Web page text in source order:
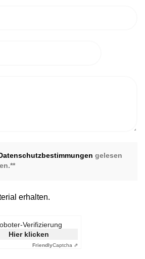
gelesen
erhalten.
Verifizierung
Hier klicken
FriendlyCaptcha ⇗